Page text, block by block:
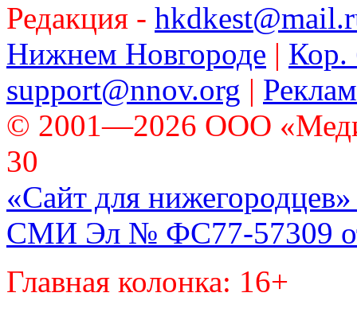
Редакция -
Нижнем Новгороде | Кор.
support@nnov.org |
© 2001—2026 ООО
30
«Сайт для нижегородцев»
СМИ Эл № ФС77-57309
Главная колонка: 16+